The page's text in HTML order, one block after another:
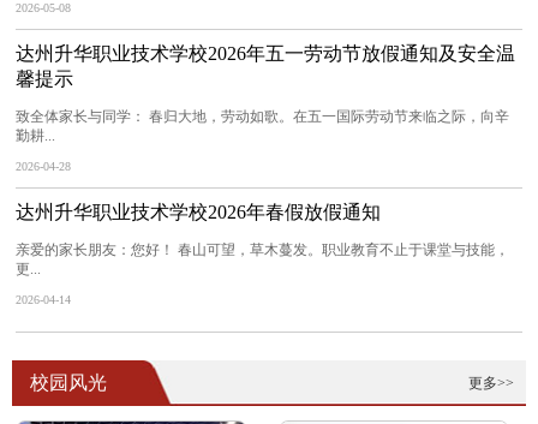
2026-05-08
达州升华职业技术学校2026年五一劳动节放假通知及安全温
馨提示
致全体家长与同学： 春归大地，劳动如歌。在五一国际劳动节来临之际，向辛
勤耕...
2026-04-28
达州升华职业技术学校2026年春假放假通知
亲爱的家长朋友：您好！ 春山可望，草木蔓发。职业教育不止于课堂与技能，
更...
2026-04-14
更多>>
校园风光